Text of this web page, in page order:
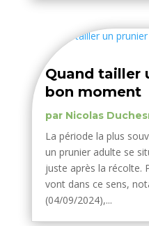
Quand tailler
bon moment
par Nicolas
La période la plus
un prunier adulte se
juste après la récolte.
vont dans ce sens,
(04/09/2024),...